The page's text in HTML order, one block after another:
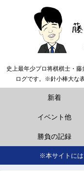
史上最年少プロ将棋棋士・
ログです。※針小棒大な
新着
イベント他
勝負の記録
※本サイトに